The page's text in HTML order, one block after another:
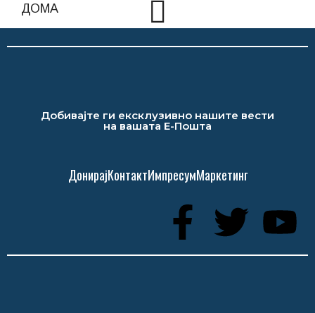
Добивајте ги ексклузивно нашите вести
на вашата Е-Пошта
ДонирајКонтактИмпресумМаркетинг